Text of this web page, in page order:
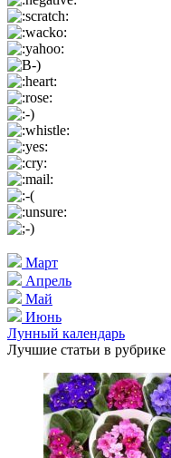
Март
Апрель
Май
Июнь
Лунный календарь
Лучшие статьи в рубрике